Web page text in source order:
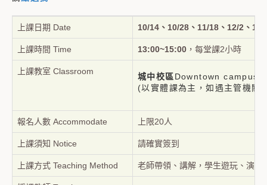
上課日期 Date 10/14、10/28、11/18、12/2、12/
上課時間 Time 13:00~15:00 ，每堂課2小時
上課教室 Classroom
城中校區Downtown campus(
(以實體課為主，如遇主管機關
報名人數 Accommodate 上限20人
上課須知 Notice 請確實簽到
上課方式 Teaching Method 老師帶領、講解，學生遊玩、演練